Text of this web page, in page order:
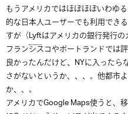
もうアメリカではほぼほぼいわゆ
的な日本人ユーザーでも利用でき
すが（Lyftはアメリカの銀行発行
フランシスコやポートランドでは
良かったんだけど、NYに入った
さがないというか、、、。他都市
か、、。
アメリカでGoogle Maps使うと、